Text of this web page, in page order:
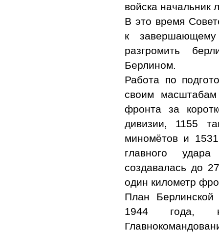
войска начальник
В это время
к
разгромить
Берлином.
Работа по
своим
фронта за
дивизии, 1155
миномётов и
главного
создавалась до
один километр
План
1944 года,